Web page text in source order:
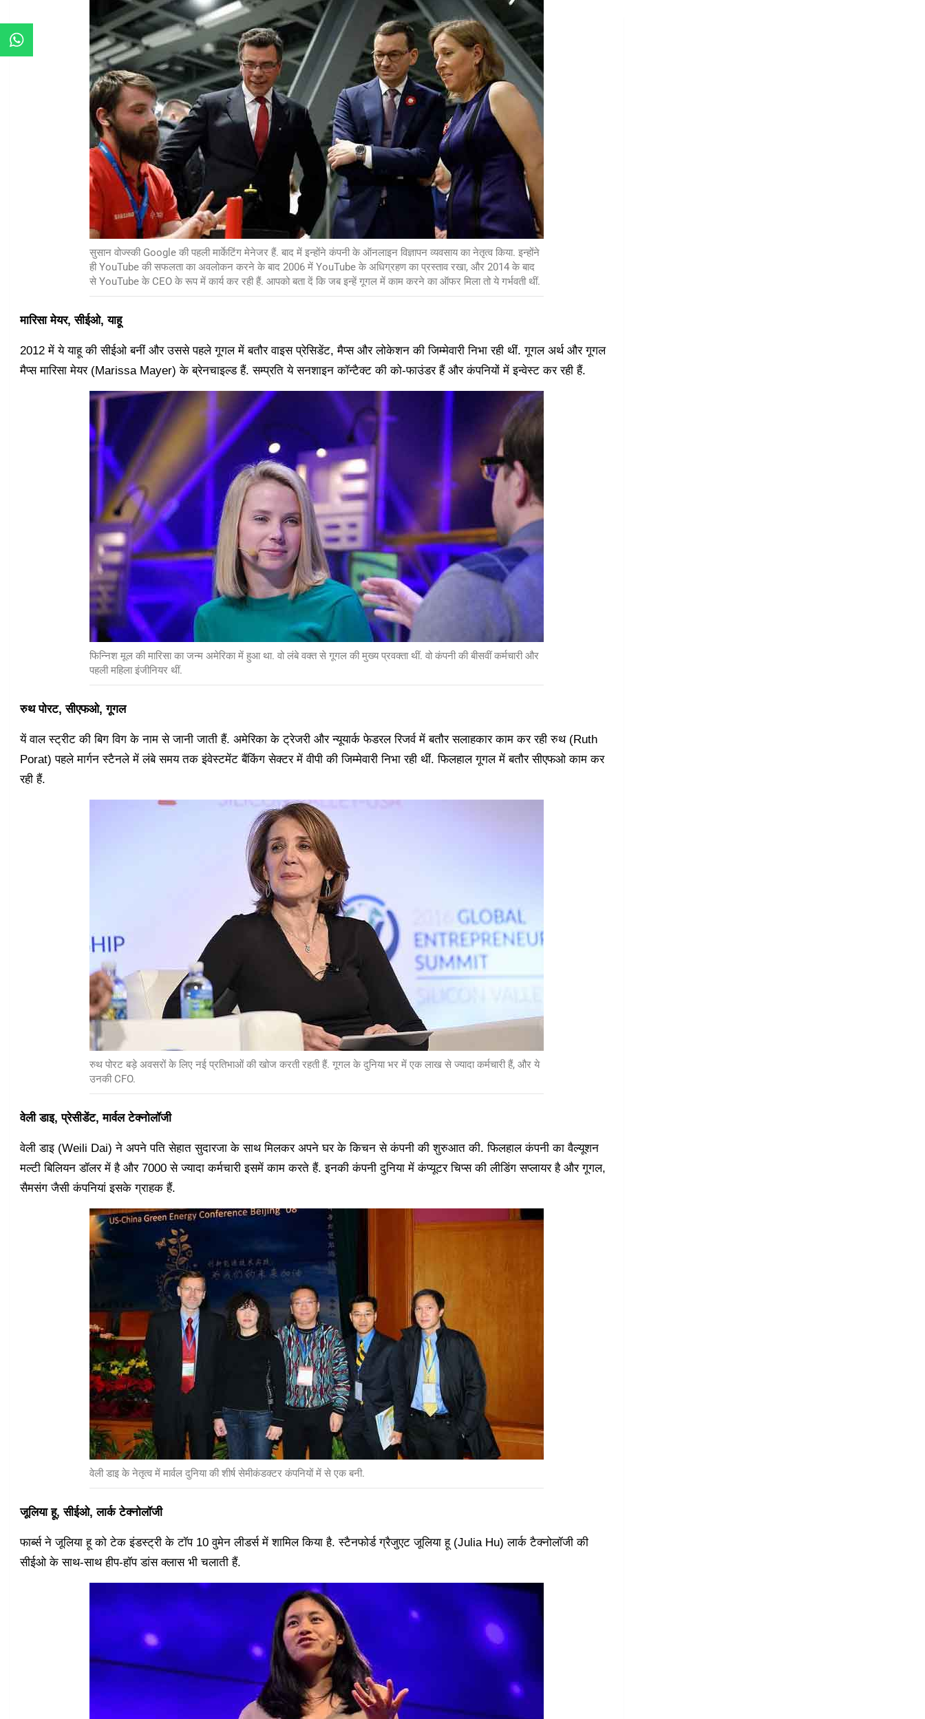
सुसान वोज्स्की Google की पहली मार्केटिंग मेनेजर हैं. बाद में इन्होंने कंपनी के ऑनलाइन विज्ञापन व्यवसाय का नेतृत्व किया. इन्होंने
ही YouTube की सफलता का अवलोकन करने के बाद 2006 में YouTube के अधिग्रहण का प्रस्ताव रखा, और 2014 के बाद
से YouTube के CEO के रूप में कार्य कर रही हैं. आपको बता दें कि जब इन्हें गूगल में काम करने का ऑफर मिला तो ये गर्भवती थीं.
मारिसा मेयर, सीईओ, याहू
2012 में ये याहू की सीईओ बनीं और उससे पहले गूगल में बतौर वाइस प्रेसिडेंट, मैप्स और लोकेशन की जिम्मेवारी निभा रही थीं. गूगल अर्थ और गूगल
मैप्स मारिसा मेयर (Marissa Mayer) के ब्रेनचाइल्ड हैं. सम्प्रति ये सनशाइन कॉन्टैक्ट की को-फाउंडर हैं और कंपनियों में इन्वेस्ट कर रही हैं.
फिन्निश मूल की मारिसा का जन्म अमेरिका में हुआ था. वो लंबे वक्त से गूगल की मुख्य प्रवक्ता थीं. वो कंपनी की बीसवीं कर्मचारी और
पहली महिला इंजीनियर थीं.
रुथ पोरट, सीएफओ, गूगल
यें वाल स्ट्रीट की बिग विग के नाम से जानी जाती हैं. अमेरिका के ट्रेजरी और न्यूयार्क फेडरल रिजर्व में बतौर सलाहकार काम कर रही रुथ (Ruth
Porat) पहले मार्गन स्टैनले में लंबे समय तक इंवेस्टमेंट बैंकिंग सेक्टर में वीपी की जिम्मेवारी निभा रही थीं. फिलहाल गूगल में बतौर सीएफओ काम कर
रही हैं.
रुथ पोरट बड़े अवसरों के लिए नई प्रतिभाओं की खोज करती रहती हैं. गूगल के दुनिया भर में एक लाख से ज्यादा कर्मचारी हैं, और ये
उनकी CFO.
वेली डाइ, प्रेसीडेंट, मार्वल टेक्नोलॉजी
वेली डाइ (Weili Dai) ने अपने पति सेहात सुदारजा के साथ मिलकर अपने घर के किचन से कंपनी की शुरुआत की. फिलहाल कंपनी का वैल्यूशन
मल्टी बिलियन डॉलर में है और 7000 से ज्यादा कर्मचारी इसमें काम करते हैं. इनकी कंपनी दुनिया में कंप्यूटर चिप्स की लीडिंग सप्लायर है और गूगल,
सैमसंग जैसी कंपनियां इसके ग्राहक हैं.
वेली डाइ के नेतृत्व में मार्वल दुनिया की शीर्ष सेमीकंडक्टर कंपनियों में से एक बनी.
जूलिया हू, सीईओ, लार्क टेक्नोलॉजी
फार्ब्स ने जूलिया हू को टेक इंडस्ट्री के टॉप 10 वुमेन लीडर्स में शामिल किया है. स्टैनफोर्ड ग्रैजुएट जूलिया हू (Julia Hu) लार्क टैक्नोलॉजी की
सीईओ के साथ-साथ हीप-हॉप डांस क्लास भी चलाती हैं.